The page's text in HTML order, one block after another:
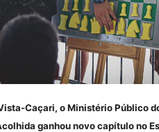
Caçari, o Ministério Público
ganhou novo capítulo no